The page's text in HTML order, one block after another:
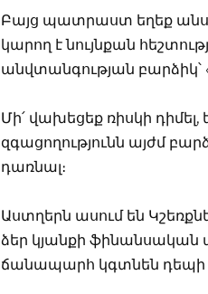
Բայց պատրաստ եղեք
կարող է նույնքան
անվտանգության բարձիկ՝
Մի՛ վախեցեք ռիսկի
զգացողությունն այժմ
դառնալ։
Աստղերն ասում են
ձեր կյանքի ֆինանսական
ճանապարհ կգտնեն դեպի